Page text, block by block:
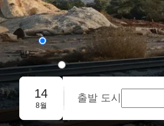
편도
왕복
단체 예약
14
8월
출발 도시